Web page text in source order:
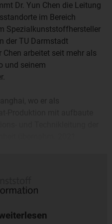
Dr. Yun Chen die Leitung
im Bereich
Spezialkunststoffhersteller
der TU Darmstadt
arbeitet seit mehr als
und seinem
wo er als